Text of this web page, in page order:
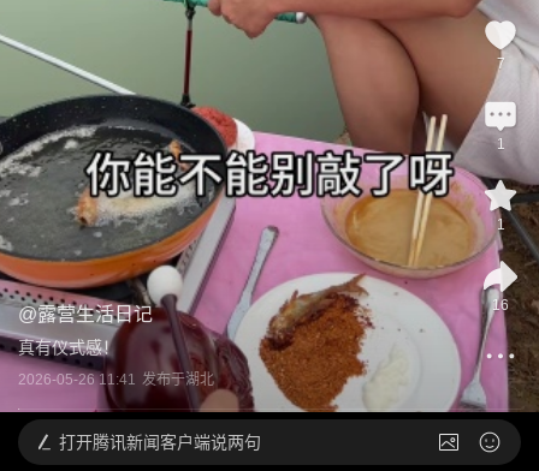
@露营生活日记
真有仪式感！
2026-05-26 11:41 发布于湖北
7
1
1
16
打开腾讯新闻客户端说两句